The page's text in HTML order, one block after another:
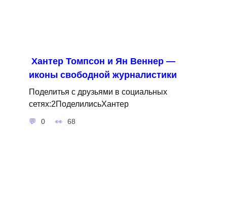
Хантер Томпсон и Ян Веннер —
иконы свободной журналистики
Поделитья с друзьями в социальных
сетях:2ПоделилисьХантер
0 68